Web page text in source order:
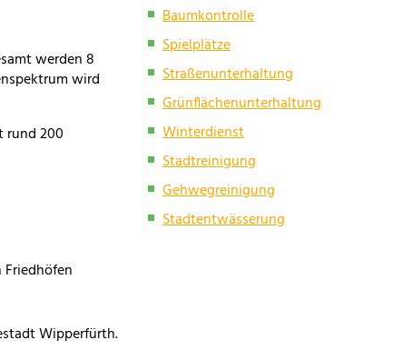
werden 8
wird
rund 200
Wipperfürth.
Baumkontrolle
Spielplätze
Straßenunterhaltung
Grünflächenunterhaltung
Winterdienst
Stadtreinigung
Gehwegreinigung
Stadtentwässerung